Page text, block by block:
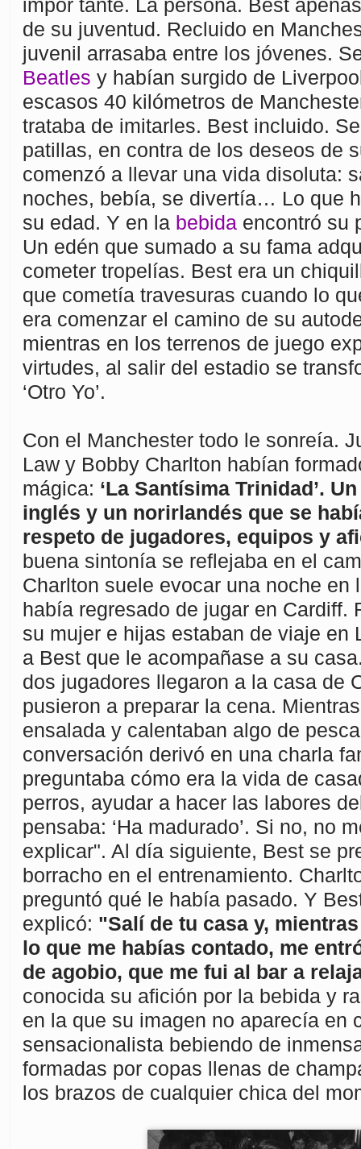
impor tante. La persona. Best
de su juventud. Recluido en
juvenil arrasaba entre los jóvenes.
Beatles y habían surgido de
escasos 40 kilómetros de
trataba de imitarles. Best incluido.
patillas, en contra de los deseos de
comenzó a llevar una vida disoluta:
noches, bebía, se divertía… Lo que
su edad. Y en la bebida encontró su
Un edén que sumado a su fama
cometer tropelías. Best era un
que cometía travesuras cuando lo
era comenzar el camino de su
mientras en los terrenos de juego
virtudes, al salir del estadio se
‘Otro Yo’.
Con el Manchester todo le sonreía.
Law y Bobby Charlton habían
mágica: ‘La Santísima Trinidad’.
inglés y un norirlandés que se
respeto de jugadores, equipos y
buena sintonía se reflejaba en el
Charlton suele evocar una noche en
había regresado de jugar en Cardiff.
su mujer e hijas estaban de viaje en
a Best que le acompañase a su
dos jugadores llegaron a la casa de
pusieron a preparar la cena.
ensalada y calentaban algo de
conversación derivó en una charla
preguntaba cómo era la vida de
perros, ayudar a hacer las labores
pensaba: ‘Ha madurado’. Si no, no
explicar". Al día siguiente, Best se
borracho en el entrenamiento.
preguntó qué le había pasado. Y
explicó: "Salí de tu casa y,
lo que me habías contado, me
de agobio, que me fui al bar a
conocida su afición por la bebida y
en la que su imagen no aparecía en
sensacionalista bebiendo de
formadas por copas llenas de
los brazos de cualquier chica del